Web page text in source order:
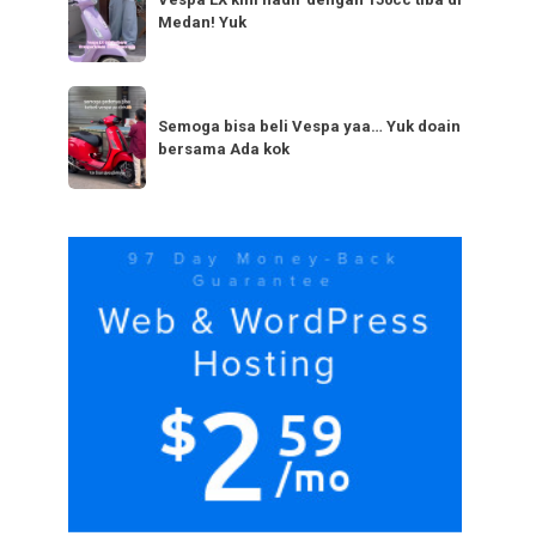
bestie
yang
Tag
kini
hadir
dengan
150cc
tiba
di
Yuk
Medan! Yuk
Semoga
bisa
beli
Vespa
Yuk
bersama
Semoga bisa beli Vespa yaa… Yuk doain
bersama Ada kok